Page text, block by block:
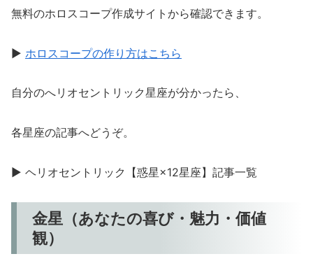
無料のホロスコープ作成サイトから確認できます。
▶ ホロスコープの作り方はこちら
自分のへリオセントリック星座が分かったら、
各星座の記事へどうぞ。
▶ ヘリオセントリック【惑星×12星座】記事一覧
金星（あなたの喜び・魅力・価値
観）